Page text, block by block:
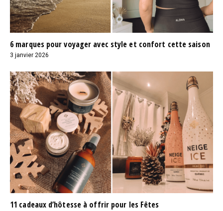
6 marques pour voyager avec style et confort cette saison
3 janvier 2026
11 cadeaux d’hôtesse à offrir pour les Fêtes